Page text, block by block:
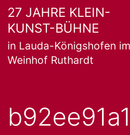
Zum
Inhalt
springen
27 JAHRE KLEIN-
KUNST-BÜHNE
in Lauda-Königshofen im
Weinhof Ruthardt